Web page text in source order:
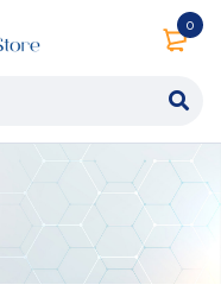
0